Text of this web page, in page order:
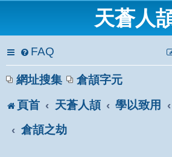
天蒼人
FAQ
網址搜集
倉頡字元
頁首
天蒼人頡 學以致用
倉頡之劫